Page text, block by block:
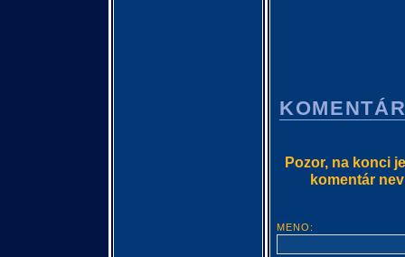
Pozor, na konci
komentár
MENO: